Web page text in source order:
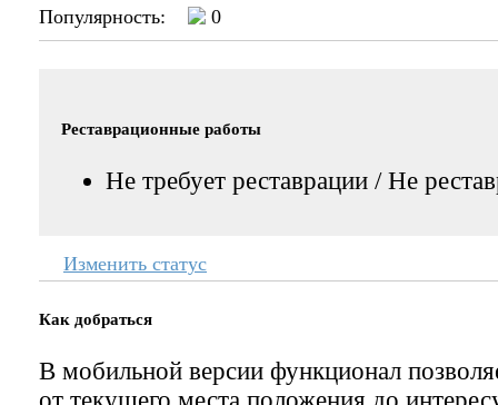
Популярность: 0
Реставрационные работы
Не требует реставрации / Не
Изменить статус
Как добраться
В мобильной версии функционал